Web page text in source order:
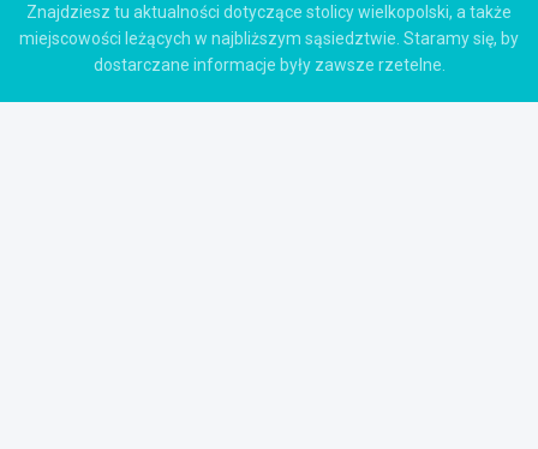
Znajdziesz tu aktualności dotyczące stolicy wielkopolski, a także
miejscowości leżących w najbliższym sąsiedztwie. Staramy się, by
dostarczane informacje były zawsze rzetelne.